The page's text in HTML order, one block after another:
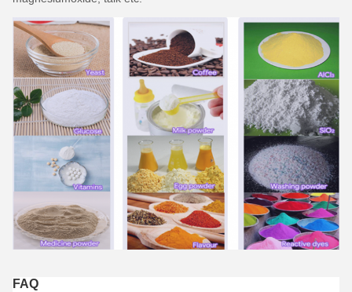
FAQ